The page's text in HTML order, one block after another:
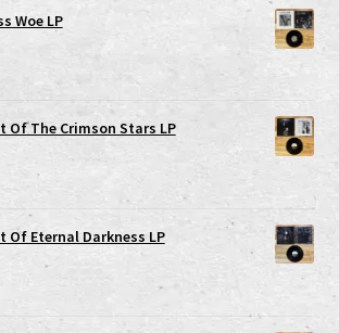
Woe LP
The Crimson Stars LP
Eternal Darkness LP